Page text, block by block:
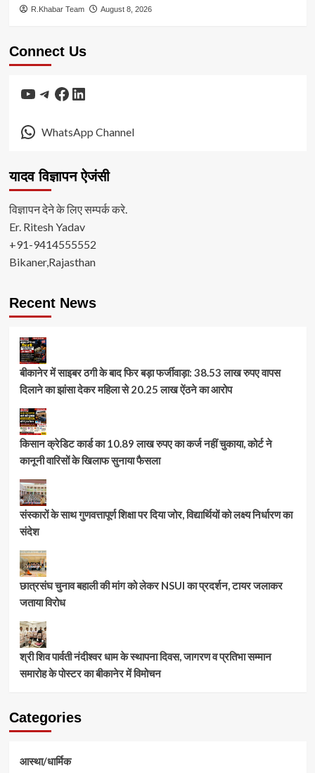
R.Khabar Team August 8, 2026
Connect Us
YouTube
Telegram
Facebook
LinkedIn
WhatsApp Channel
यादव विज्ञापन ऐजंसी
विज्ञापन देने के लिए सम्पर्क करे.
Er. Ritesh Yadav
+91-9414555552
Bikaner,Rajasthan
Recent News
बीकानेर में साइबर ठगी के बाद फिर बड़ा फर्जीवाड़ा: 38.53 लाख रुपए वापस
दिलाने का झांसा देकर महिला से 20.25 लाख ऐंठने का आरोप
किसान क्रेडिट कार्ड का 10.89 लाख रुपए का कर्ज नहीं चुकाया, कोर्ट ने
कानूनी वारिसों के खिलाफ सुनाया फैसला
संस्कारों के साथ गुणवत्तापूर्ण शिक्षा पर दिया जोर, विद्यार्थियों को लक्ष्य निर्धारण का
संदेश
छात्रसंघ चुनाव बहाली की मांग को लेकर NSUI का प्रदर्शन, टायर जलाकर
जताया विरोध
श्री शिव पार्वती नंदीश्वर धाम के स्थापना दिवस, जागरण व प्रतिभा सम्मान
समारोह के पोस्टर का बीकानेर में विमोचन
Categories
आस्था/धार्मिक